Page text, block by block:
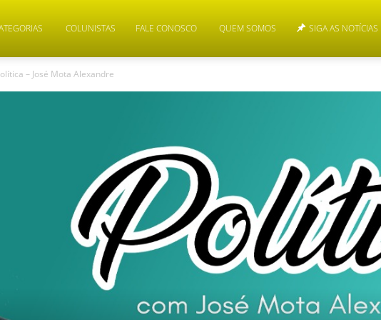
COLUNISTAS FALE CONOSCO QUEM SOMOS SIGA AS NOTÍCIAS
– José Mota Alexandre